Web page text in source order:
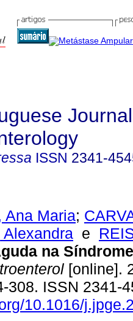
ISSN 2341-
Ana Maria;
Alexandra e
na
[online].
308. ISSN 2341-
10.1016/